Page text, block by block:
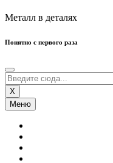
Металл в деталях
Понятно с первого раза
X
Меню